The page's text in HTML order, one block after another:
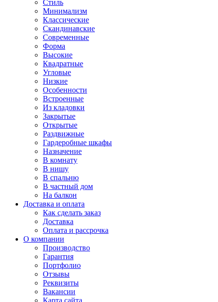
Стиль
Минимализм
Классические
Скандинавские
Современные
Форма
Высокие
Квадратные
Угловые
Низкие
Особенности
Встроенные
Из кладовки
Закрытые
Открытые
Раздвижные
Гардеробные шкафы
Назначение
В комнату
В нишу
В спальню
В частный дом
На балкон
Доставка и оплата
Как сделать заказ
Доставка
Оплата и рассрочка
О компании
Производство
Гарантия
Портфолио
Отзывы
Реквизиты
Вакансии
Карта сайта